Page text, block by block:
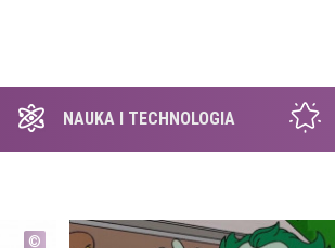
NAUKA I TECHNOLOGIA